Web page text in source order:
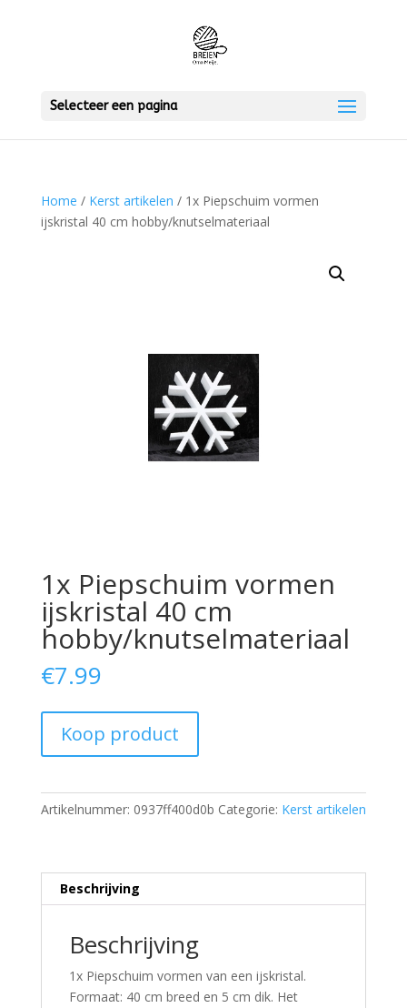
Selecteer een pagina
Home / Kerst artikelen / 1x Piepschuim vormen
ijskristal 40 cm hobby/knutselmateriaal
1x Piepschuim vormen
ijskristal 40 cm
hobby/knutselmateriaal
€7.99
Koop product
Artikelnummer: 0937ff400d0b Categorie: Kerst artikelen
Beschrijving
Beschrijving
1x Piepschuim vormen van een ijskristal.
Formaat: 40 cm breed en 5 cm dik. Het